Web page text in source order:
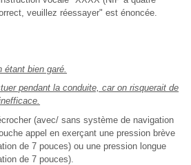
veuillez réessayer" est énoncée.
bien garé.
pendant la conduite, car on risquerait de
(avec/ sans système de navigation
appel en exerçant une pression brève
de 7 pouces) ou une pression longue
de 7 pouces).